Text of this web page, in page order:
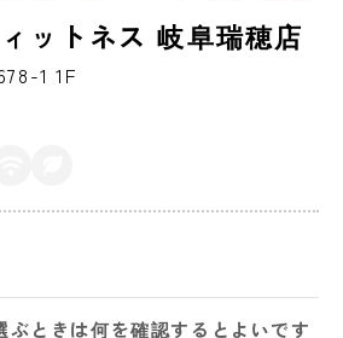
ットネス 岐阜瑞穂店
1 1F
ぶときは何を確認するとよいです